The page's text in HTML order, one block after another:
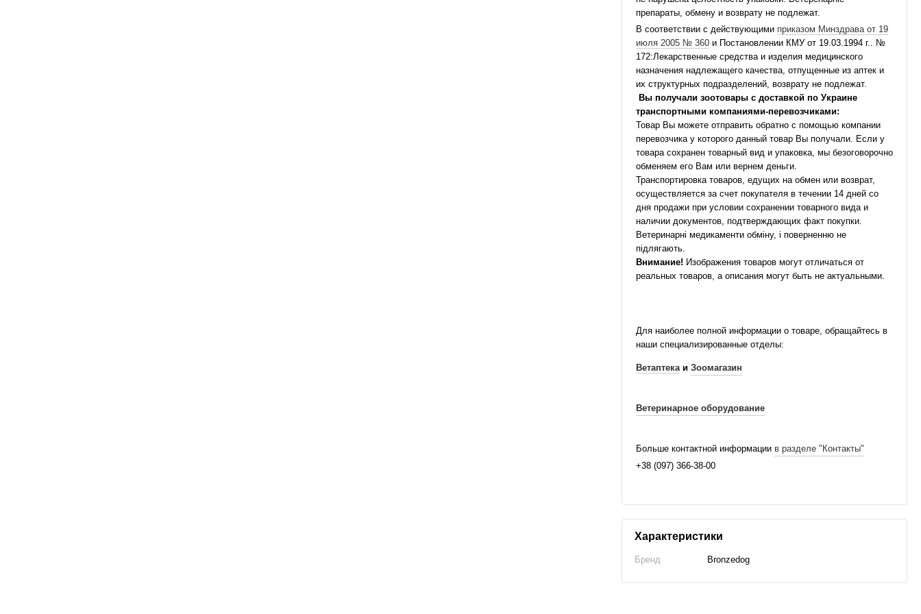
препараты, обмену и возврату не подлежат.
В соответствии с действующими приказом Минздрава от 19
июля 2005 № 360и Постановлении КМУ от 19.03.1994 г.. №
172:Лекарственные средства и изделия медицинского
назначения надлежащего качества, отпущенные из аптек и
их структурных подразделений, возврату не подлежат.
Вы получали зоотовары с доставкой по Украине
транспортными компаниями-перевозчиками:
Товар Вы можете отправить обратно с помощью компании
перевозчика у которого данный товар Вы получали. Если у
товара сохранен товарный вид и упаковка, мы безоговорочно
обменяем его Вам или вернем деньги.
Транспортировка товаров, едущих на обмен или возврат,
осуществляется за счет покупателя в течении 14 дней со
дня продажи при условии сохранении товарного вида и
наличии документов, подтверждающих факт покупки.
Ветеринарні медикаменти обміну, і поверненню не
підлягають.
Внимание! Изображения товаров могут отличаться от
реальных товаров, а описания могут быть не актуальными.
Для наиболее полной информации о товаре, обращайтесь в
наши специализированные отделы:
Ветаптекаи Зоомагазин
Ветеринарное оборудование
Больше контактной информации в разделе "Контакты"
+38 (097) 366-38-00
Характеристики
Бренд Bronzedog